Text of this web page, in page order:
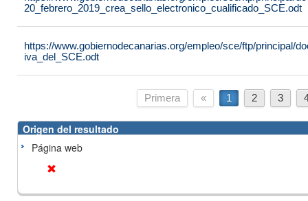
20_febrero_2019_crea_sello_electronico_cualificado_SCE.odt
https://www.gobiernodecanarias.org/empleo/sce/ftp/principal/
iva_del_SCE.odt
Primera « 1 2 3
Origen del resultado
Página web